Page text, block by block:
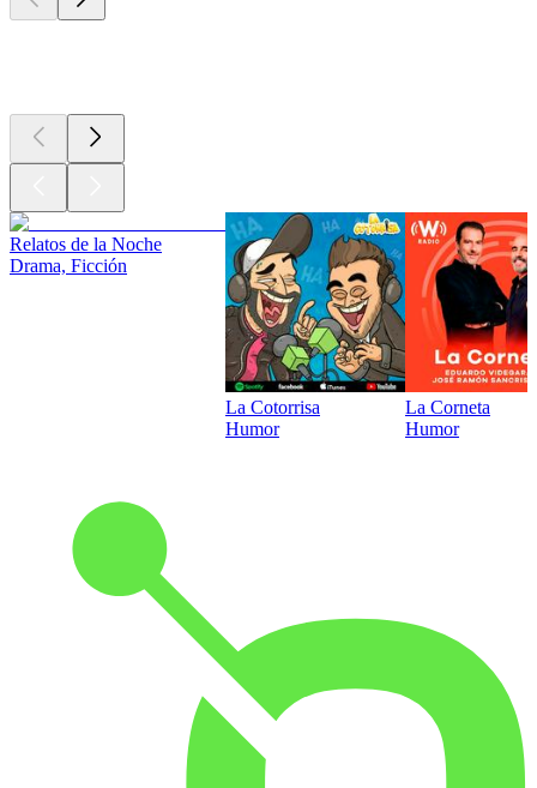
Relatos de la Noche
Drama, Ficción
La Cotorrisa
Humor
La Corneta
Humor